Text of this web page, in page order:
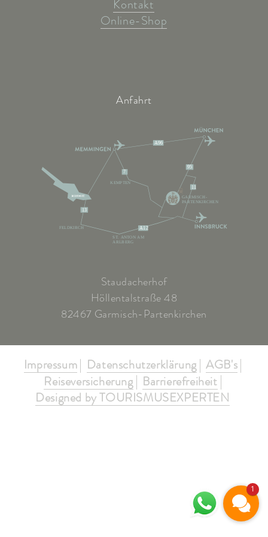
Kontakt
Online-Shop
Anfahrt
A96
95
11
7
A12
13
KEMPTEN
ST. ANTON AM
ARLBERG
FELDKIRCH
GARMISCH-
PARTENKIRCHEN
Staudacherhof
Höllentalstraße 48
82467 Garmisch-Partenkirchen
Impressum Datenschutzerklärung
AGB's
Reiseversicherung
Barrierefreiheit
Designed by TOURISMUSEXPERTEN
1